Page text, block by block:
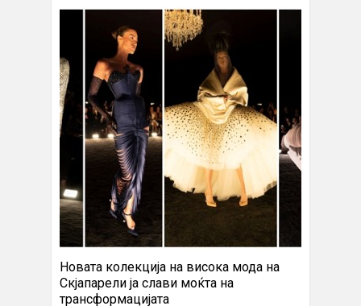
Новата колекција на висока мода на
Скјапарели ја слави моќта на
трансформацијата